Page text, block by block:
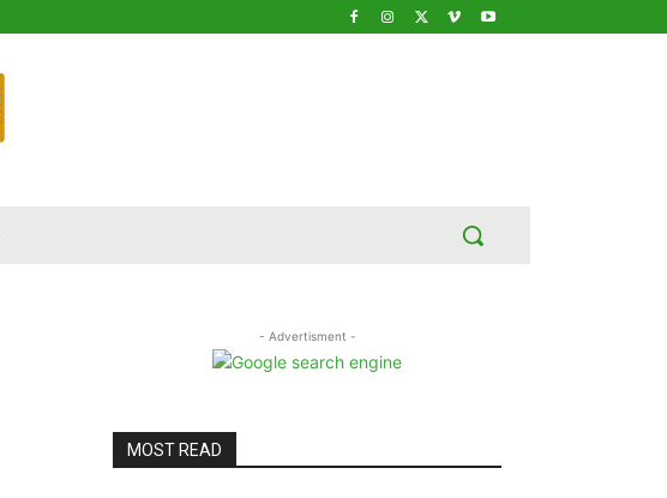
- Advertisment -
MOST READ